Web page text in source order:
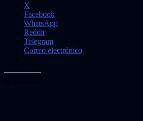
X
Facebook
WhatsApp
Reddit
Telegram
Correo electrónico